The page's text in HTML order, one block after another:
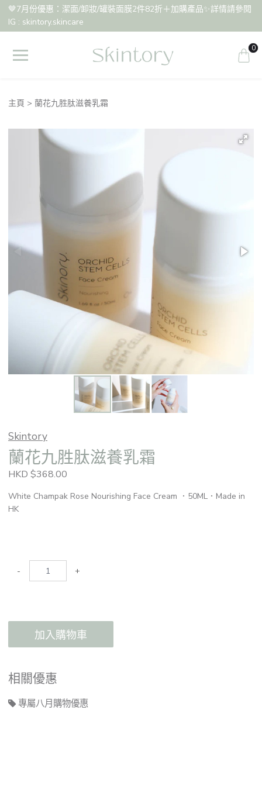
🤎7月份優惠：潔面/卸妝/罐裝面膜2件82折＋加購產品✨詳情請參閱
IG : skintory.skincare
0
主頁 蘭花九胜肽滋養乳霜
Skintory
蘭花九胜肽滋養乳霜
HKD $368.00
White Champak Rose Nourishing Face Cream ．50ML．Made in
HK
- +
加入購物車
相關優惠
專屬八月購物優惠